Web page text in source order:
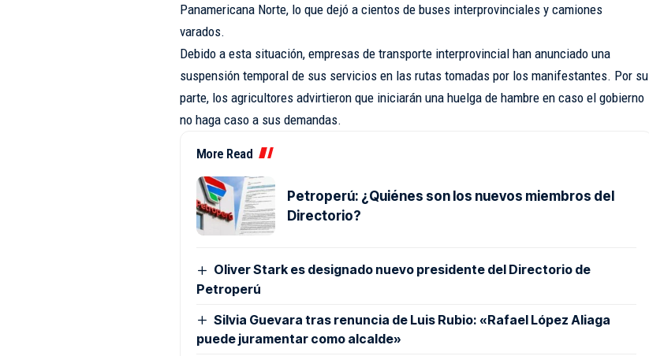
Panamericana Norte, lo que dejó a cientos de buses interprovinciales y camiones
varados.
Debido a esta situación, empresas de transporte interprovincial han anunciado una
suspensión temporal de sus servicios en las rutas tomadas por los manifestantes. Por su
parte, los agricultores advirtieron que iniciarán una huelga de hambre en caso el gobierno
no haga caso a sus demandas.
More Read
Petroperú: ¿Quiénes son los nuevos miembros del
Directorio?
Oliver Stark es designado nuevo presidente del Directorio de
Petroperú
Silvia Guevara tras renuncia de Luis Rubio: «Rafael López Aliaga
puede juramentar como alcalde»